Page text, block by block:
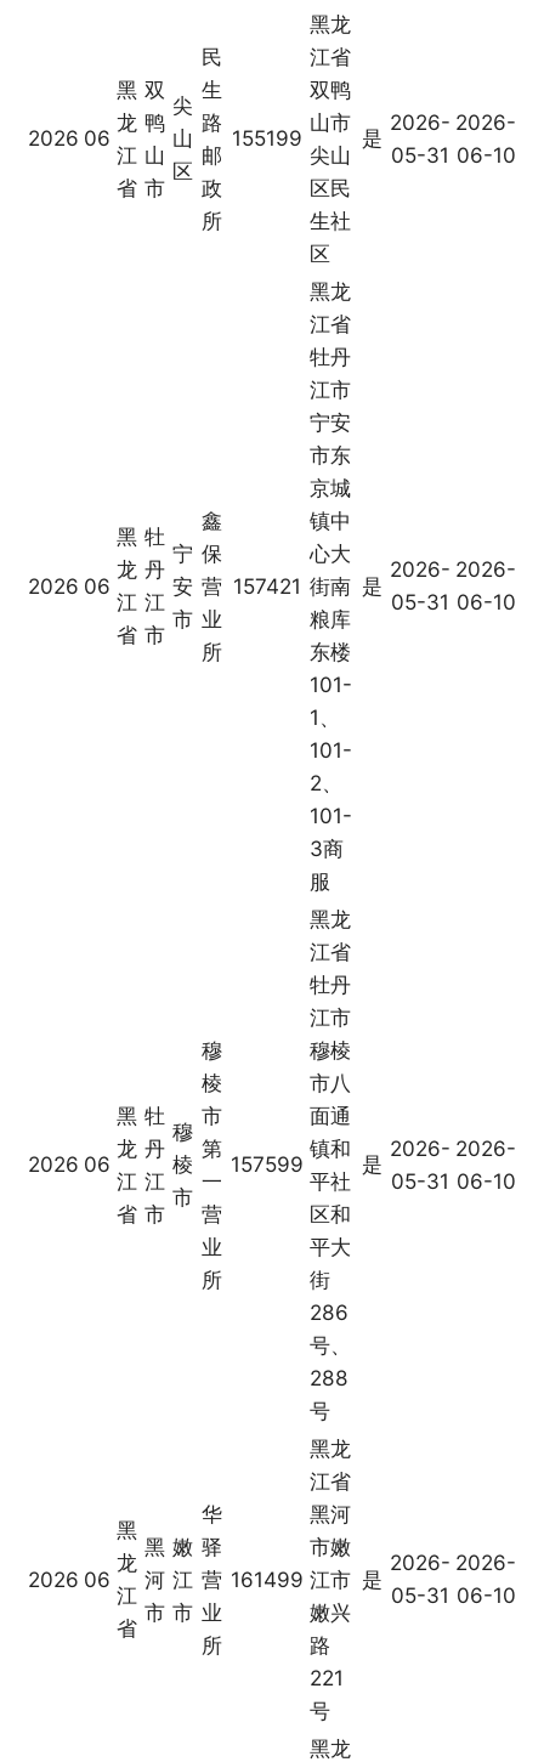
2026 06
黑
龙
江
省
双
鸭
山
市
尖
山
区
民
生
路
邮
政
所
155199
黑龙
江省
双鸭
山市
尖山
区民
生社
区
是
2026-
05-31
2026-
06-10
2026 06
黑
龙
江
省
牡
丹
江
市
宁
安
市
鑫
保
营
业
所
157421
黑龙
江省
牡丹
江市
宁安
市东
京城
镇中
心大
街南
粮库
东楼
101-
1、
101-
2、
101-
3商
服
是
2026-
05-31
2026-
06-10
2026 06
黑
龙
江
省
牡
丹
江
市
穆
棱
市
穆
棱
市
第
一
营
业
所
157599
黑龙
江省
牡丹
江市
穆棱
市八
面通
镇和
平社
区和
平大
街
286
号、
288
号
是
2026-
05-31
2026-
06-10
2026 06
黑
龙
江
省
黑
河
市
嫩
江
市
华
驿
营
业
所
161499
黑龙
江省
黑河
市嫩
江市
嫩兴
路
221
号
是
2026-
05-31
2026-
06-10
黑龙